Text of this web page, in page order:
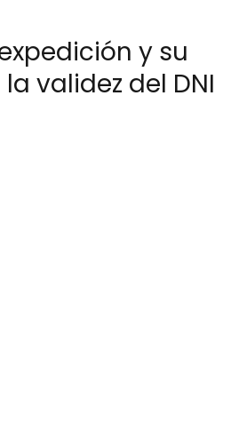
y su
validez del DNI